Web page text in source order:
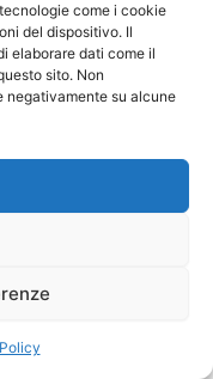
come i cookie
del dispositivo. Il
elaborare dati come il
sito. Non
negativamente su alcune
al carrello